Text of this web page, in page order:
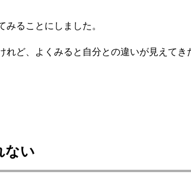
ることにしました。
れど、よくみると自分との違いが見えてき
ない